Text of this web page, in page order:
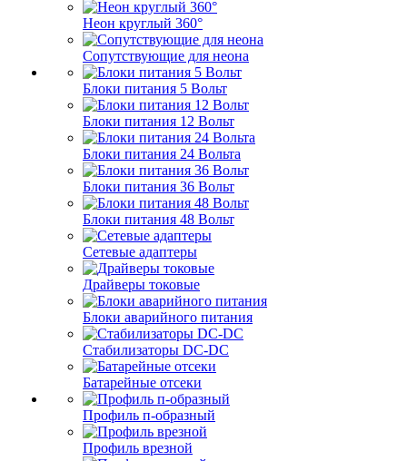
Неон круглый 360°
Сопутствующие для неона
Блоки питания 5 Вольт
Блоки питания 12 Вольт
Блоки питания 24 Вольта
Блоки питания 36 Вольт
Блоки питания 48 Вольт
Сетевые адаптеры
Драйверы токовые
Блоки аварийного питания
Стабилизаторы DC-DC
Батарейные отсеки
Профиль п-образный
Профиль врезной